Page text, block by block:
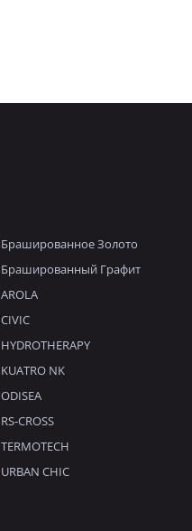
Брашированное Золото
Брашированный Графит
AROLA
CIVIC
HYDROTHERAPY
KUATRO NK
ODISEA
RS-CROSS
TERMOTECH
URBAN CHIC